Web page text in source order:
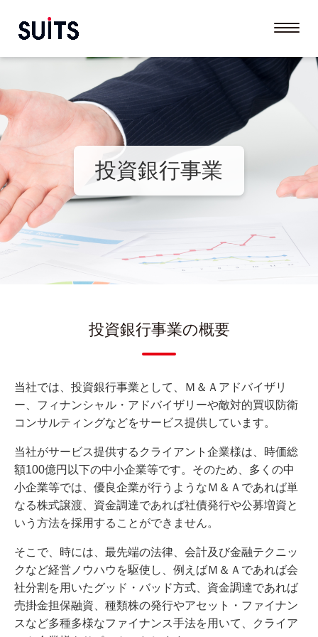
投資銀行事業
投資銀行事業の概要
当社では、投資銀行事業として、Ｍ＆Ａアドバイザリ
ー、フィナンシャル・アドバイザリーや敵対的買収防衛
コンサルティングなどをサービス提供しています。
当社がサービス提供するクライアント企業様は、時価総
額100億円以下の中小企業等です。そのため、多くの中
小企業等では、優良企業が行うようなＭ＆Ａであれば単
なる株式譲渡、資金調達であれば社債発行や公募増資と
いう方法を採用することができません。
そこで、時には、最先端の法律、会計及び金融テクニッ
クなど経営ノウハウを駆使し、例えばＭ＆Ａであれば会
社分割を用いたグッド・バッド方式、資金調達であれば
売掛金担保融資、種類株の発行やアセット・ファイナン
スなど多種多様なファイナンス手法を用いて、クライア